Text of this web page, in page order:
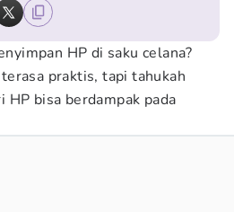
HP di saku celana?
praktis, tapi tahukah
HP bisa berdampak pada